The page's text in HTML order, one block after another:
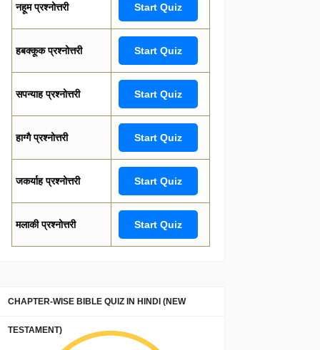
नहूम प्रश्नोत्तरी Start Quiz
हबक्कूक प्रश्नोत्तरी Start Quiz
सपन्याह प्रश्नोत्तरी Start Quiz
हाग्गै प्रश्नोत्तरी Start Quiz
जकर्याह प्रश्नोत्तरी Start Quiz
मलाकी प्रश्नोत्तरी Start Quiz
CHAPTER-WISE BIBLE QUIZ IN HINDI (NEW
TESTAMENT)